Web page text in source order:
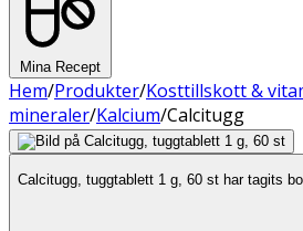
Mina Recept
Hem/Produkter/Kosttillskott &
mineraler/Kalcium/Calcitugg
Calcitugg, tuggtablett 1 g, 60 st har tagits